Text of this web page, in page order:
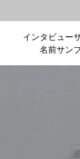
インタビュー
名前サン